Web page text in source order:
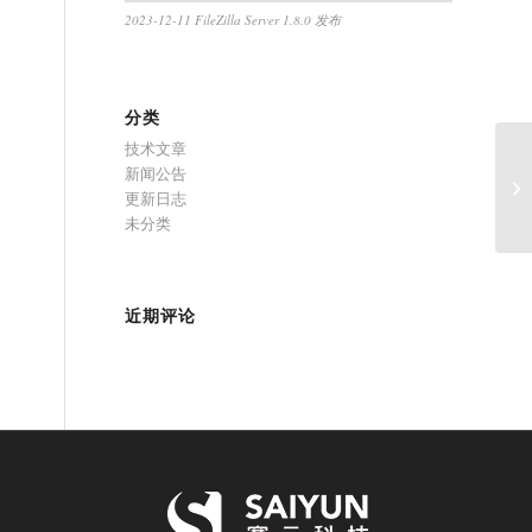
2023-12-11 FileZilla Server 1.8.0 发布
分类
技术文章
新闻公告
更新日志
未分类
近期评论